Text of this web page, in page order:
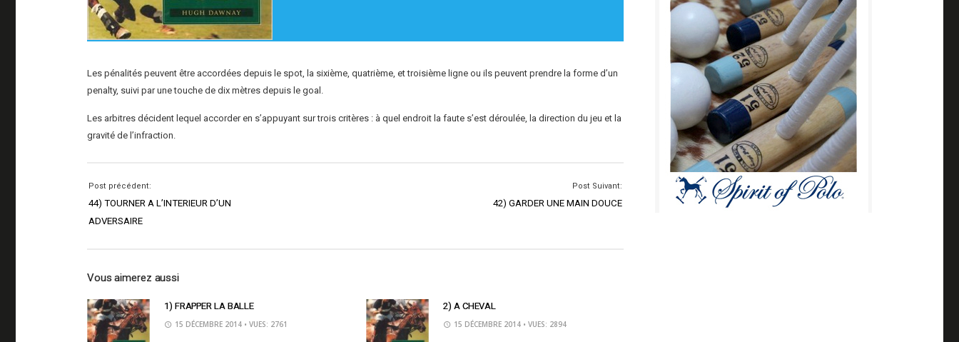
Les pénalités peuvent être accordées depuis le spot, la sixième, quatrième, et troisième ligne ou ils peuvent prendre la forme d’un
penalty, suivi par une touche de dix mètres depuis le goal.
Les arbitres décident lequel accorder en s’appuyant sur trois critères : à quel endroit la faute s’est déroulée, la direction du jeu et la
gravité de l’infraction.
Post précédent:
44) TOURNER A L’INTERIEUR D’UN
ADVERSAIRE
Post Suivant:
42) GARDER UNE MAIN DOUCE
Vous aimerez aussi
1) FRAPPER LA BALLE
15 DÉCEMBRE 2014 • VUES: 2761
2) A CHEVAL
15 DÉCEMBRE 2014 • VUES: 2894